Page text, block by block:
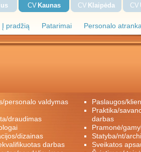
Į pradžią Patarimai Personalo
CV Kaunas CV Klaipėda CV
personalo valdymas
draudimas
dizainas
darbas
paslaugos/
praktika/savanoriškas darbas/papildomas
darbas
pramonė/
statyba/nt/
sveikatos